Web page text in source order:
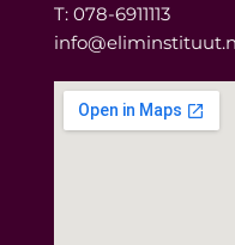
T: 078-6911113